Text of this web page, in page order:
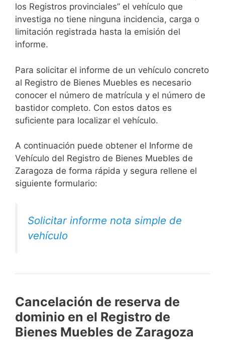
los Registros provinciales” el vehículo que
investiga no tiene ninguna incidencia, carga o
limitación registrada hasta la emisión del
informe.
Para solicitar el informe de un vehículo concreto
al Registro de Bienes Muebles es necesario
conocer el número de matrícula y el número de
bastidor completo. Con estos datos es
suficiente para localizar el vehículo.
A continuación puede obtener el Informe de
Vehículo del Registro de Bienes Muebles de
Zaragoza de forma rápida y segura rellene el
siguiente formulario:
Solicitar informe nota simple de
vehículo
Cancelación de reserva de
dominio en el Registro de
Bienes Muebles de Zaragoza